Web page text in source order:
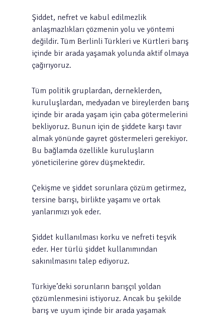
Şiddet, nefret ve kabul edilmezlik
anlaşmazlıkları çözmenin yolu ve yöntemi
değildir. Tüm Berlinli Türkleri ve Kürtleri barış
içinde bir arada yaşamak yolunda aktif olmaya
çağırıyoruz.
Tüm politik gruplardan, derneklerden,
kuruluşlardan, medyadan ve bireylerden barış
içinde bir arada yaşam için çaba götermelerini
bekliyoruz. Bunun için de şiddete karşı tavır
almak yönünde gayret göstermeleri gerekiyor.
Bu bağlamda özellikle kuruluşların
yöneticilerine görev düşmektedir.
Çekişme ve şiddet sorunlara çözüm getirmez,
tersine barışı, birlikte yaşamı ve ortak
yanlarımızı yok eder.
Şiddet kullanılması korku ve nefreti teşvik
eder. Her türlü şiddet kullanımından
sakınılmasını talep ediyoruz.
Türkiye’deki sorunların barışçıl yoldan
çözümlenmesini istiyoruz. Ancak bu şekilde
barış ve uyum içinde bir arada yaşamak